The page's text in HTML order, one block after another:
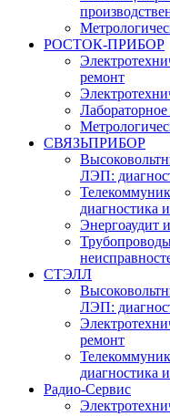
РОСТОК-ПРИБОР
ремонт
СВЯЗЬПРИБОР
ЛЭП:
диагностика
Энергоаудит
СТЭЛЛ
ЛЭП:
ремонт
диагностика
Радио-Cервис